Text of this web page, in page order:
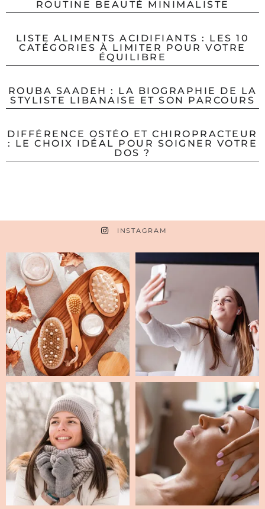
ROUTINE BEAUTÉ MINIMALISTE
LISTE ALIMENTS ACIDIFIANTS : LES 10
CATÉGORIES À LIMITER POUR VOTRE
ÉQUILIBRE
ROUBA SAADEH : LA BIOGRAPHIE DE LA
STYLISTE LIBANAISE ET SON PARCOURS
DIFFÉRENCE OSTÉO ET CHIROPRACTEUR
: LE CHOIX IDÉAL POUR SOIGNER VOTRE
DOS ?
INSTAGRAM